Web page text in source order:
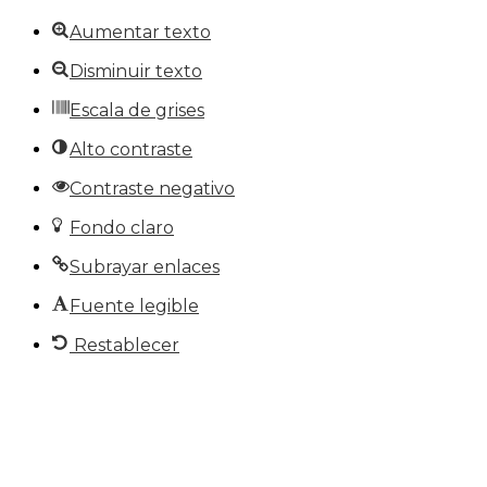
Aumentar texto
Disminuir texto
Escala de grises
Alto contraste
Contraste negativo
Fondo claro
Subrayar enlaces
Fuente legible
Restablecer